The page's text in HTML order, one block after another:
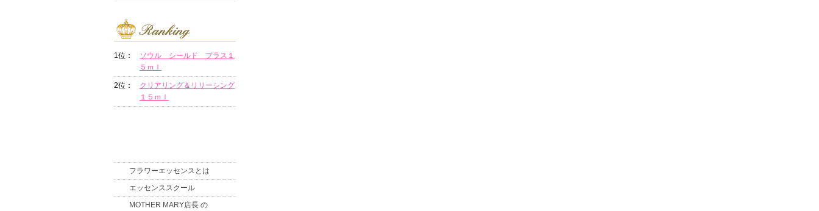
1位：
ソウル シールド プラス１
５ｍｌ
2位：
クリアリング＆リリーシング
１５ｍｌ
フラワーエッセンスとは
エッセンススクール
MOTHER MARY店長 の